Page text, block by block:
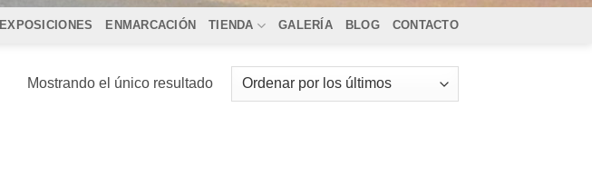
EXPOSICIONES ENMARCACIÓN TIENDA GALERÍA BLOG CONTACTO
Mostrando el único resultado